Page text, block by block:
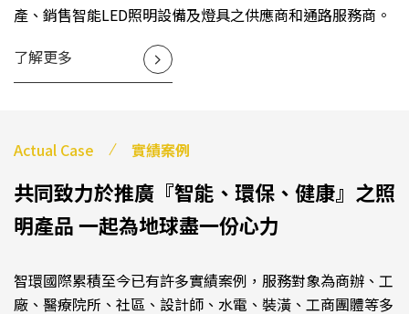
產、銷售智能LED照明設備及燈具之供應商和通路服務商。
了解更多
Actual Case 實績案例
共同致力於推廣『智能、環保、健康』之照
明產品一起為地球盡一份心力
智環國際累積至今已有許多實績案例，服務對象為商辦、工
廠、醫療院所、社區、設計師、水電、裝潢、工商團體等多